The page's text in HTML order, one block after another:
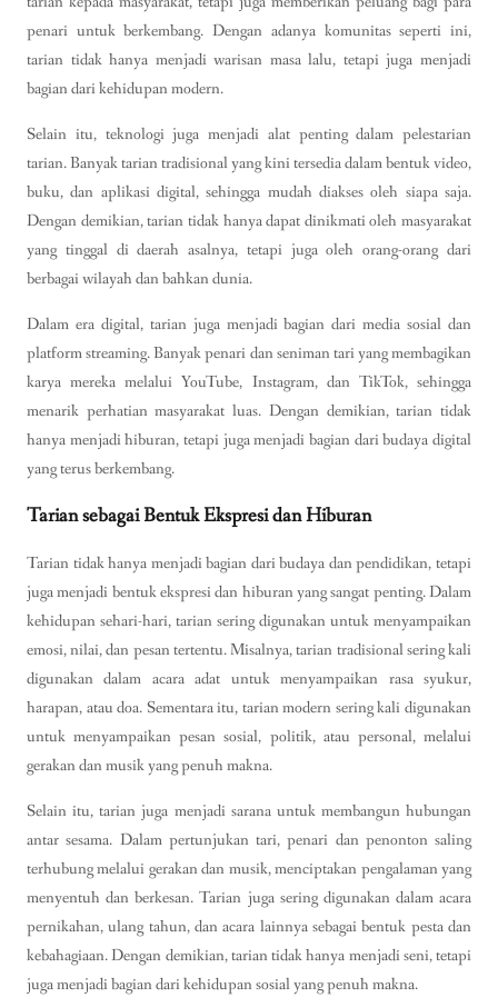
penari untuk berkembang. Dengan adanya komunitas seperti ini,
tarian tidak hanya menjadi warisan masa lalu, tetapi juga menjadi
bagian dari kehidupan modern.
Selain itu, teknologi juga menjadi alat penting dalam pelestarian
tarian. Banyak tarian tradisional yang kini tersedia dalam bentuk video,
buku, dan aplikasi digital, sehingga mudah diakses oleh siapa saja.
Dengan demikian, tarian tidak hanya dapat dinikmati oleh masyarakat
yang tinggal di daerah asalnya, tetapi juga oleh orang-orang dari
berbagai wilayah dan bahkan dunia.
Dalam era digital, tarian juga menjadi bagian dari media sosial dan
platform streaming. Banyak penari dan seniman tari yang membagikan
karya mereka melalui YouTube, Instagram, dan TikTok, sehingga
menarik perhatian masyarakat luas. Dengan demikian, tarian tidak
hanya menjadi hiburan, tetapi juga menjadi bagian dari budaya digital
yang terus berkembang.
Tarian sebagai Bentuk Ekspresi dan Hiburan
Tarian tidak hanya menjadi bagian dari budaya dan pendidikan, tetapi
juga menjadi bentuk ekspresi dan hiburan yang sangat penting. Dalam
kehidupan sehari-hari, tarian sering digunakan untuk menyampaikan
emosi, nilai, dan pesan tertentu. Misalnya, tarian tradisional sering kali
digunakan dalam acara adat untuk menyampaikan rasa syukur,
harapan, atau doa. Sementara itu, tarian modern sering kali digunakan
untuk menyampaikan pesan sosial, politik, atau personal, melalui
gerakan dan musik yang penuh makna.
Selain itu, tarian juga menjadi sarana untuk membangun hubungan
antar sesama. Dalam pertunjukan tari, penari dan penonton saling
terhubung melalui gerakan dan musik, menciptakan pengalaman yang
menyentuh dan berkesan. Tarian juga sering digunakan dalam acara
pernikahan, ulang tahun, dan acara lainnya sebagai bentuk pesta dan
kebahagiaan. Dengan demikian, tarian tidak hanya menjadi seni, tetapi
juga menjadi bagian dari kehidupan sosial yang penuh makna.